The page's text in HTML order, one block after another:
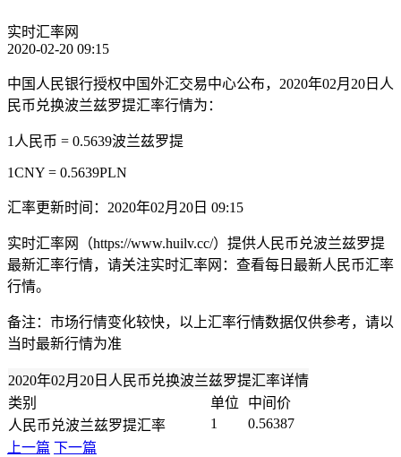
实时汇率网
2020-02-20 09:15
中国人民银行授权中国外汇交易中心公布，2020年02月20日人
民币兑换波兰兹罗提汇率行情为：
1人民币 = 0.5639波兰兹罗提
1CNY = 0.5639PLN
汇率更新时间：2020年02月20日 09:15
实时汇率网（https://www.huilv.cc/）提供人民币兑波兰兹罗提
最新汇率行情，请关注实时汇率网：查看每日最新人民币汇率
行情。
备注：市场行情变化较快，以上汇率行情数据仅供参考，请以
当时最新行情为准
2020年02月20日人民币兑换波兰兹罗提汇率详情
类别
单位
中间价
人民币兑波兰兹罗提汇率
1
0.56387
上一篇 下一篇